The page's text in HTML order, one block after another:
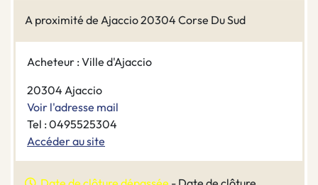
A proximité de Ajaccio 20304 Corse Du Sud
Acheteur : Ville d'Ajaccio
20304 Ajaccio
Voir l'adresse mail
Tel : 0495525304
Accéder au site